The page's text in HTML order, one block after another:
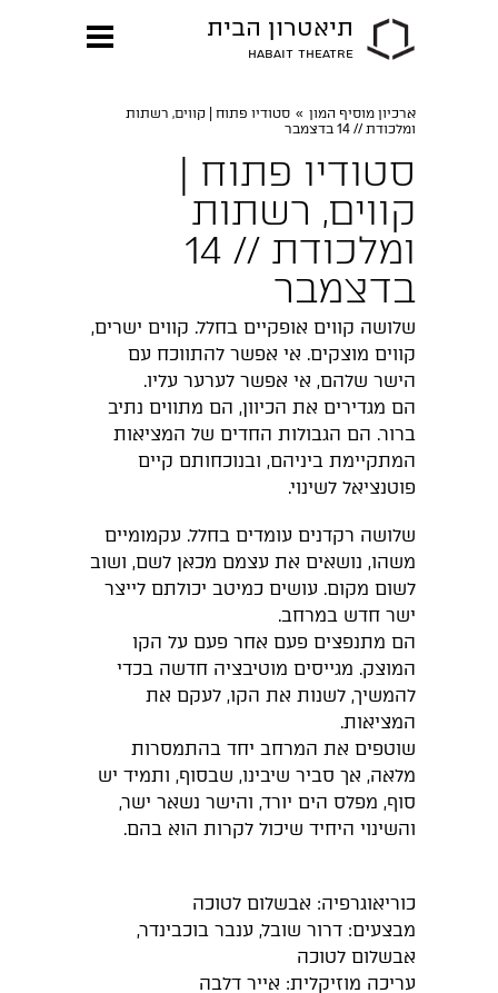
תיאטרון הבית
HABAIT THEATRE
ארכיון מוסיף המון » סטודיו פתוח | קווים, רשתות
ומלכודת // 14 בדצמבר
סטודיו פתוח |
קווים, רשתות
ומלכודת // 14
בדצמבר
שלושה קווים אופקיים בחלל. קווים ישרים,
קווים מוצקים. אי אפשר להתווכח עם
הישר שלהם, אי אפשר לערער עליו.
הם מגדירים את הכיוון, הם מתווים נתיב
ברור. הם הגבולות החדים של המציאות
המתקיימת ביניהם, ובנוכחותם קיים
פוטנציאל לשינוי.
שלושה רקדנים עומדים בחלל. עקמומיים
משהו, נושאים את עצמם מכאן לשם, ושוב
לשום מקום. עושים כמיטב יכולתם לייצר
ישר חדש במרחב.
הם מתנפצים פעם אחר פעם על הקו
המוצק. מגייסים מוטיבציה חדשה בכדי
להמשיך, לשנות את הקו, לעקם את
המציאות.
שוטפים את המרחב יחד בהתמסרות
מלאה, אך סביר שיבינו, שבסוף, ותמיד יש
סוף, מפלס הים יורד, והישר נשאר ישר,
והשינוי היחיד שיכול לקרות הוא בהם.
כוריאוגרפיה: אבשלום לטוכה
מבצעים: דרור שובל, ענבר בוכבינדר,
אבשלום לטוכה
עריכה מוזיקלית: אייר דלבה